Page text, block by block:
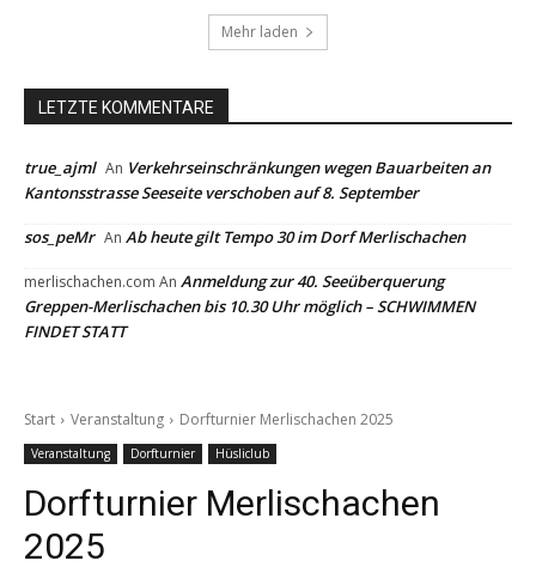
Mehr laden
LETZTE KOMMENTARE
true_ajml An Verkehrseinschränkungen wegen Bauarbeiten an
Kantonsstrasse Seeseite verschoben auf 8. September
sos_peMr An Ab heute gilt Tempo 30 im Dorf Merlischachen
merlischachen.com An Anmeldung zur 40. Seeüberquerung
Greppen-Merlischachen bis 10.30 Uhr möglich – SCHWIMMEN
FINDET STATT